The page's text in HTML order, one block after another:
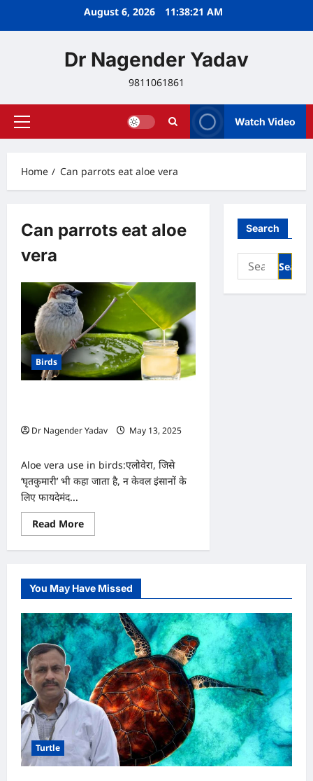
August 6, 2026 11:38:22 AM
Dr Nagender Yadav
9811061861
Primary
Watch Video
Home Can parrots eat aloe vera
Can parrots eat aloe
vera
Birds
Dr Nagender Yadav
May 13, 2025
Aloe vera use in birds:एलोवेरा, जिसे
‘घृतकुमारी’ भी कहा जाता है, न केवल इंसानों के
लिए फायदेमंद...
Read MoreRead
more
पक्षियों
कितना
फायदेमंद
होता
है
एलोवेरा?
इस
तरह
करें
उपयोग
Search
Search
for:
You May Have Missed
Turtle